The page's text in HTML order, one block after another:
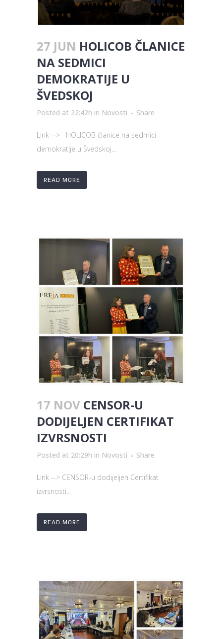
27 JUN HOLICOB ČLANICE
NA SEDMICI
DEMOKRATIJE U
ŠVEDSKOJ
Posted at 22:42h in Novosti Share
Link --> HOLICOB članice na sedmici
demokratije u Švedskoj...
READ MORE
17 NOV CENSOR-U
DODIJELJEN CERTIFIKAT
IZVRSNOSTI
Posted at 20:29h in Novosti Share
Link --> CENSOR-u dodijeljen Certifikat
izvrsnosti...
READ MORE